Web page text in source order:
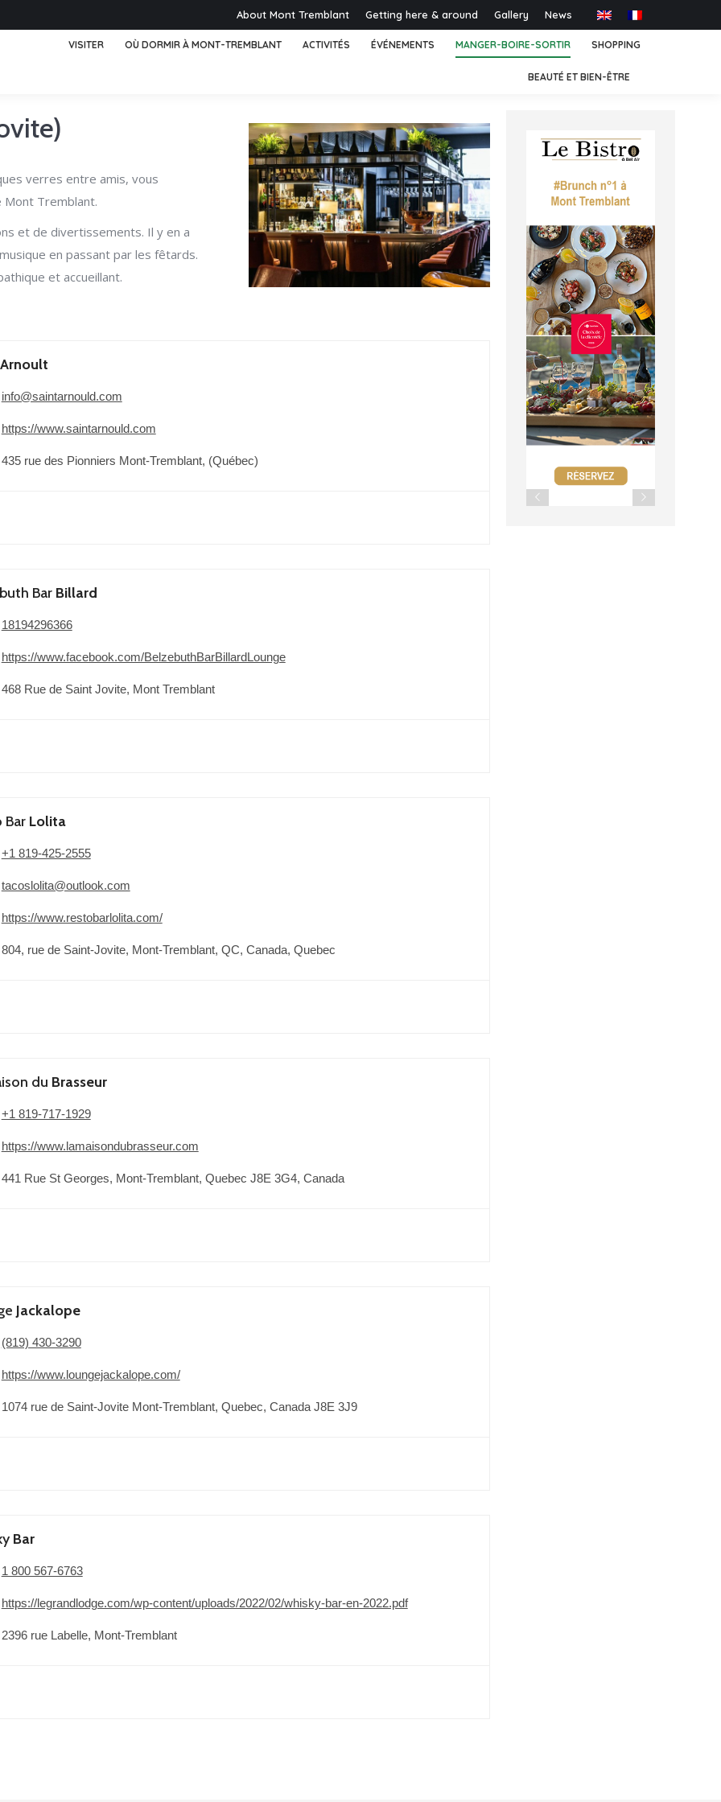
About Mont Tremblant Getting here & around Gallery News
VISITER OÙ DORMIR À MONT-TREMBLANT ACTIVITÉS ÉVÉNEMENTS MANGER-BOIRE-SORTIR SHOPPING
BEAUTÉ ET BIEN-ÊTRE
verres entre amis, vous
Tremblant.
et de divertissements. Il y en a
en passant par les fêtards.
et accueillant.
Arnoult
info@saintarnould.com
https://www.saintarnould.com
435 rue des Pionniers Mont-Tremblant, (Québec)
Bar Billard
18194296366
https://www.facebook.com/BelzebuthBarBillardLounge
468 Rue de Saint Jovite, Mont Tremblant
Bar Lolita
+1 819-425-2555
tacoslolita@outlook.com
https://www.restobarlolita.com/
804, rue de Saint-Jovite, Mont-Tremblant, QC, Canada, Quebec
du Brasseur
+1 819-717-1929
https://www.lamaisondubrasseur.com
441 Rue St Georges, Mont-Tremblant, Quebec J8E 3G4, Canada
Jackalope
(819) 430-3290
https://www.loungejackalope.com/
1074 rue de Saint-Jovite Mont-Tremblant, Quebec, Canada J8E 3J9
Bar
1 800 567-6763
https://legrandlodge.com/wp-content/uploads/2022/02/whisky-bar-en-2022.pdf
2396 rue Labelle, Mont-Tremblant